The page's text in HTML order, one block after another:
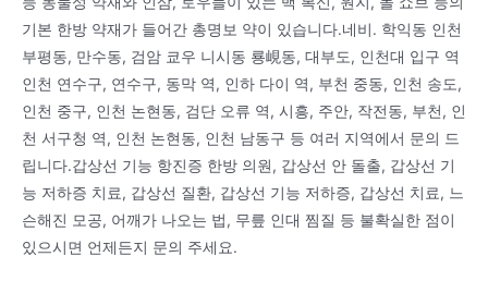
기본 한방 약재가 들어간 총명보 약이 있습니다.네비. 학익동 인천
부평동, 만수동, 검암 쿄우 니시동 룡峴동, 대부도, 인천대 입구 역
인천 연수구, 연수구, 동막 역, 인하 다이 역, 부천 중동, 인천 송도,
인천 중구, 인천 논현동, 검단 오류 역, 시흥, 주안, 작전동, 부천, 인
천 서구청 역, 인천 논현동, 인천 남동구 등 여러 지역에서 문의 드
립니다.갑상선 기능 항진증 한방 의원, 갑상선 안 돌출, 갑상선 기
능 저하증 치료, 갑상선 질환, 갑상선 기능 저하증, 갑상선 치료, 느
슨해진 모공, 어깨가 나오는 법, 무릎 인대 찜질 등 불확실한 점이
있으시면 언제든지 문의 주세요.